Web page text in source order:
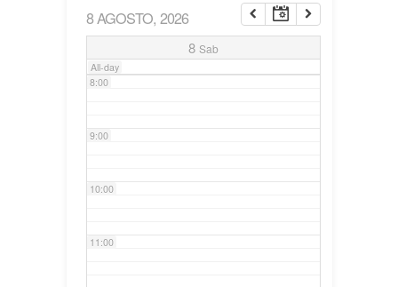
8 AGOSTO, 2026
8 Sab
All-day
7:00
8:00
9:00
10:00
11:00